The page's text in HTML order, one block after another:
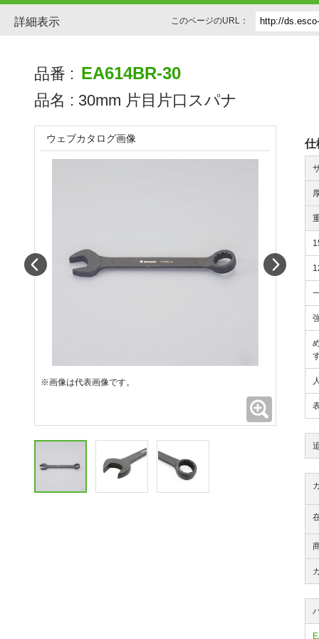
詳細表示 このページのURL：
品番 : EA614BR-30
品名 : 30mm 片目片口スパナ
仕
ウェブカタログ画像
※画像は代表画像です。